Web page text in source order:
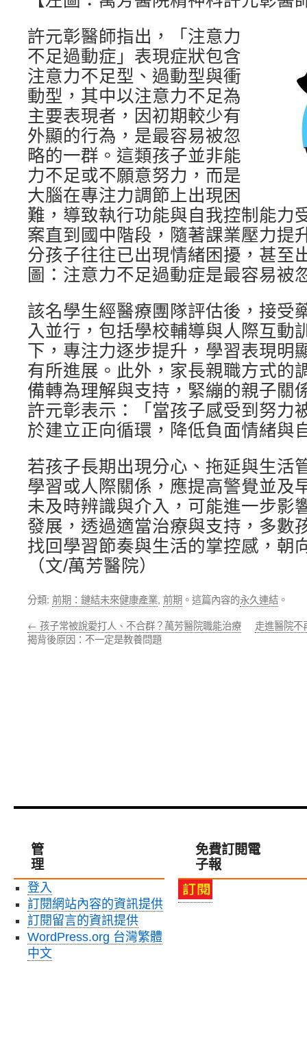
許元彰醫師指出，「注意力
不足過動症」表現症狀包含
注意力不足型、過動型與衝
動型，其中以注意力不足為
主要表現者，因初期較少有
外顯的行為，是最容易被忽
略的一群。這類孩子並非能
力不足或不願意努力，而是
大腦在專注力調節上出現困
難，導致執行功能與自我控制能力
案直到國中階段，隨著課業壓力提
分孩子往往已出現情緒困擾，甚至
圖：注意力不足過動症是最容易被
該名學生經醫療團隊評估後，接受
入並行，包括學校輔導與人際互動
下，專注力逐步提升，學習表現明
有所進展。此外，家長親職方式的
備轉為理解與支持，緊繃的親子關
許元彰表示：「當孩子感受到努力
於建立正向循環，降低負面情緒與
若孩子長期出現分心、拖延與生活
學習或人際關係，應提高警覺並及
未及時辨識與介入，可能進一步影
發展，透過適當治療與支持，多數
找回學習節奏與生活的掌控感，朝
（文/萬芳醫院）
分類: 前期：鏈結未來健康產業, 前期 。這篇內容的永久連結 。
← 孩子常被說愛打人、不合群？萬芳醫院職能治療
揭背後原因：不一定是教養問題
走進醫院不
管
理
登入
訂閱網站內容的資訊提供
訂閱留言的資訊提供
WordPress.org 台灣繁體
中文
免費訂閱電
子報